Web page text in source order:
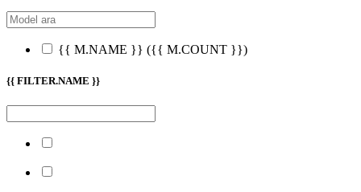
{{ M.NAME }} ({{ M.COUNT }})
{{ FILTER.NAME }}